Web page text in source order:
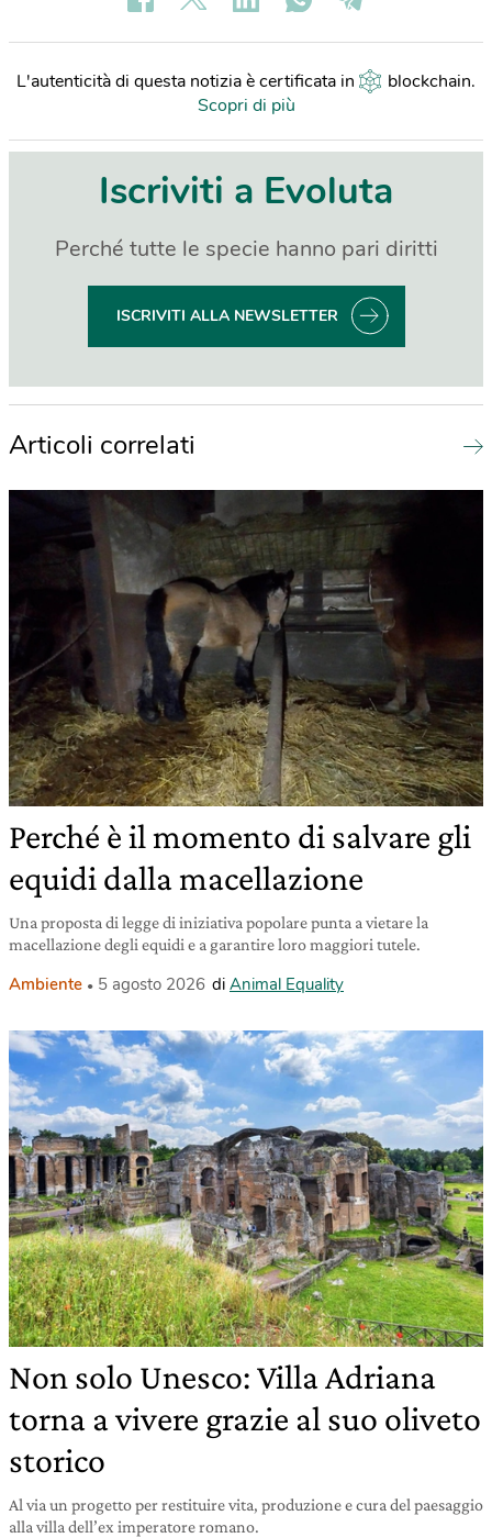
L'autenticità di questa notizia è certificata in blockchain.
Scopri di più
Iscriviti a Evoluta
Perché tutte le specie hanno pari diritti
ISCRIVITI ALLA NEWSLETTER
Articoli correlati
Perché è il momento di salvare gli
equidi dalla macellazione
Una proposta di legge di iniziativa popolare punta a vietare la
macellazione degli equidi e a garantire loro maggiori tutele.
Ambiente 5 agosto 2026 di Animal Equality
Non solo Unesco: Villa Adriana
torna a vivere grazie al suo oliveto
storico
Al via un progetto per restituire vita, produzione e cura del paesaggio
alla villa dell’ex imperatore romano.